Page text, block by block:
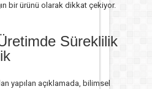
bir ürünü olarak dikkat çekiyor.
Süreklilik
yapılan açıklamada, bilimsel